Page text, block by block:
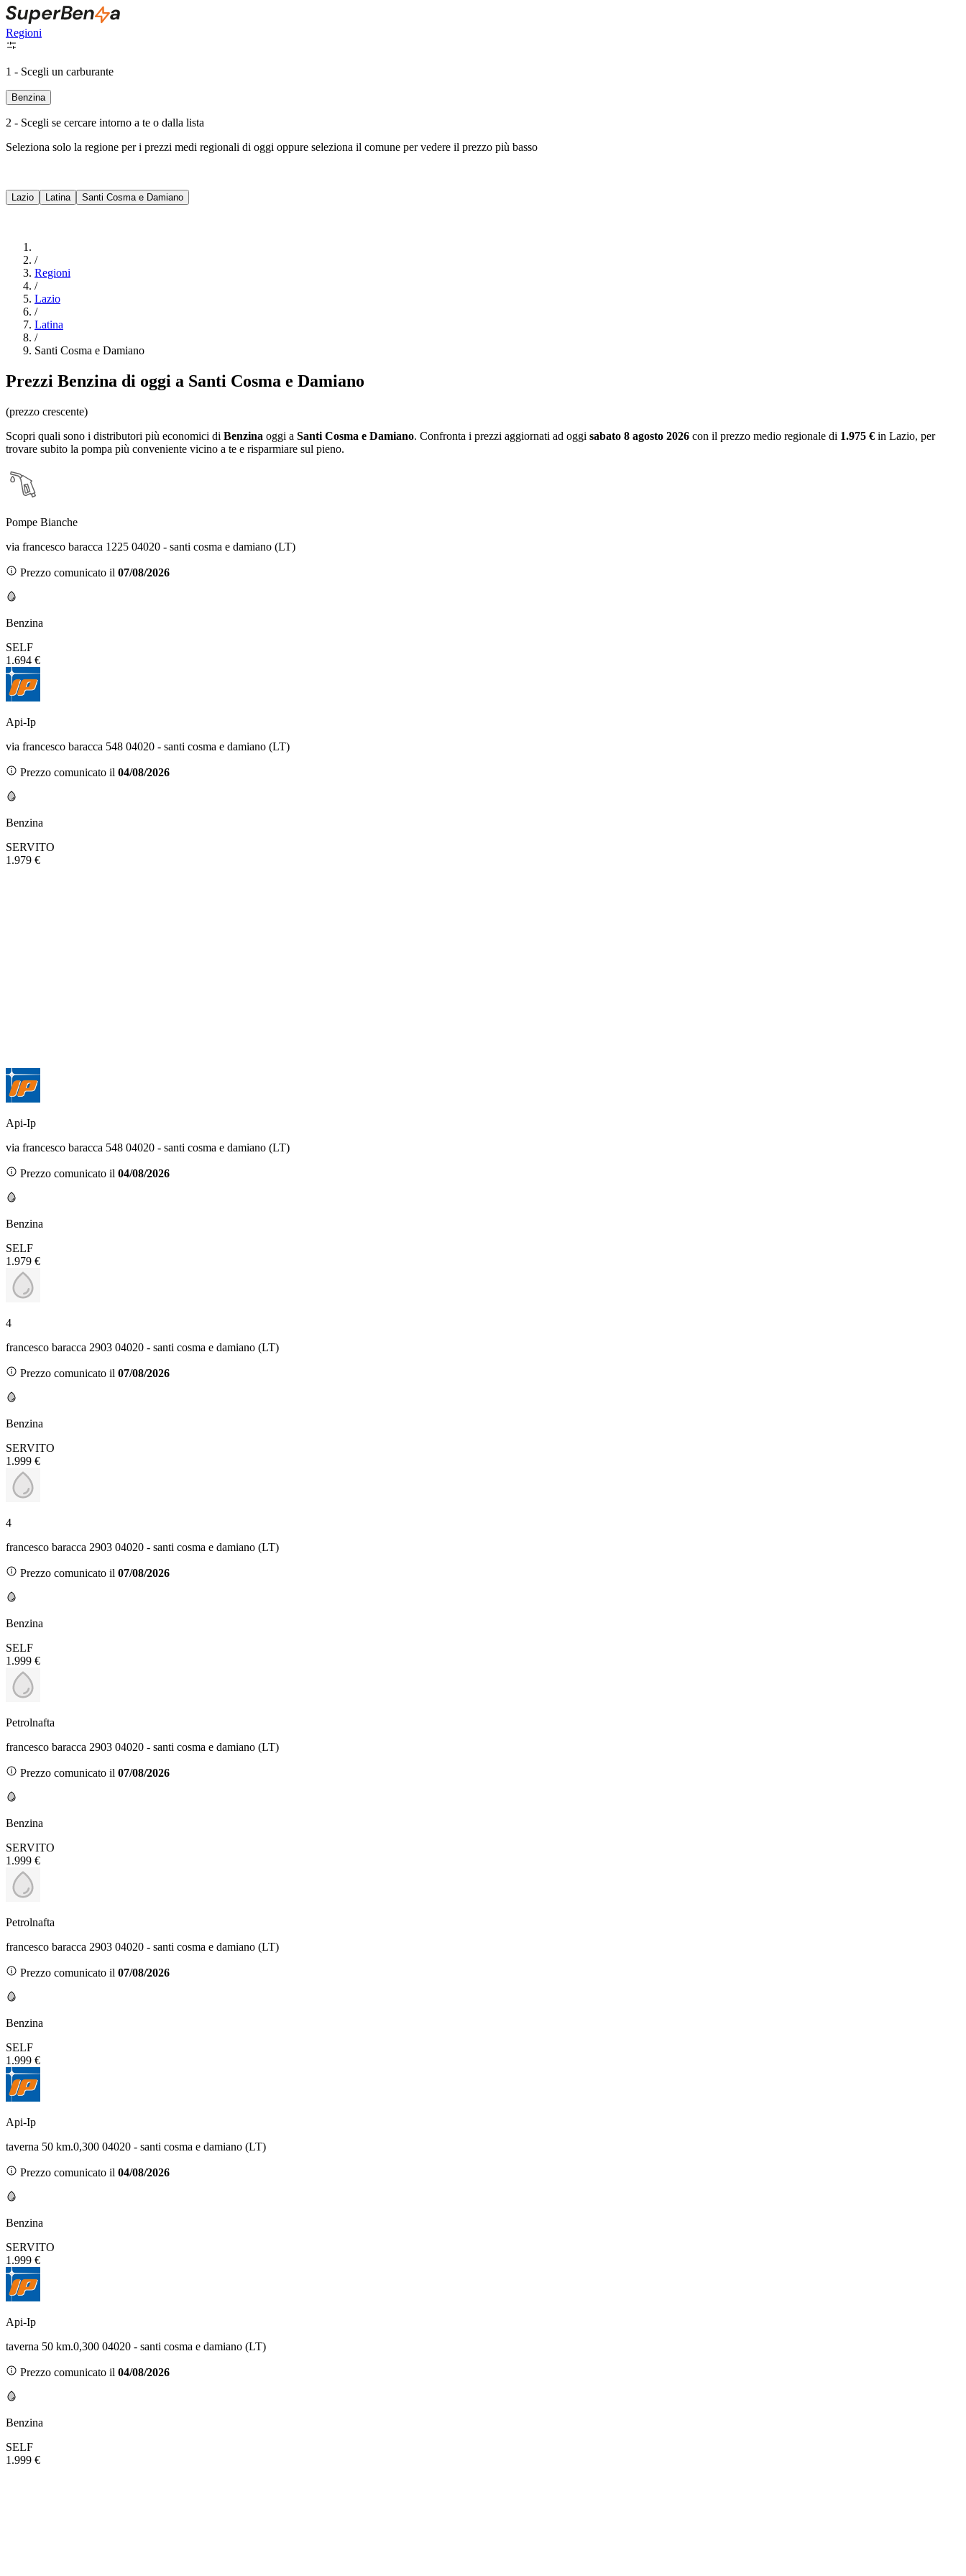
Regioni
1 - Scegli un carburante
Benzina
2 - Scegli se cercare intorno a te o dalla lista
Seleziona solo la regione per i prezzi medi regionali di oggi oppure seleziona il comune per vedere il prezzo più basso
Lazio Latina Santi Cosma e Damiano
/
Regioni
/
Lazio
/
Latina
/
Santi Cosma e Damiano
Prezzi Benzina di oggi a Santi Cosma e Damiano
(prezzo crescente)
Scopri quali sono i distributori più economici di Benzina oggi a Santi Cosma e Damiano. Confronta i prezzi aggiornati ad oggi sabato 8 agosto 2026 con il prezzo medio regionale di 1.975 € in Lazio, per
trovare subito la pompa più conveniente vicino a te e risparmiare sul pieno.
Pompe Bianche
via francesco baracca 1225 04020 - santi cosma e damiano (LT)
Prezzo comunicato il 07/08/2026
Benzina
SELF
1.694 €
Api-Ip
via francesco baracca 548 04020 - santi cosma e damiano (LT)
Prezzo comunicato il 04/08/2026
Benzina
SERVITO
1.979 €
Api-Ip
via francesco baracca 548 04020 - santi cosma e damiano (LT)
Prezzo comunicato il 04/08/2026
Benzina
SELF
1.979 €
4
francesco baracca 2903 04020 - santi cosma e damiano (LT)
Prezzo comunicato il 07/08/2026
Benzina
SERVITO
1.999 €
4
francesco baracca 2903 04020 - santi cosma e damiano (LT)
Prezzo comunicato il 07/08/2026
Benzina
SELF
1.999 €
Petrolnafta
francesco baracca 2903 04020 - santi cosma e damiano (LT)
Prezzo comunicato il 07/08/2026
Benzina
SERVITO
1.999 €
Petrolnafta
francesco baracca 2903 04020 - santi cosma e damiano (LT)
Prezzo comunicato il 07/08/2026
Benzina
SELF
1.999 €
Api-Ip
taverna 50 km.0,300 04020 - santi cosma e damiano (LT)
Prezzo comunicato il 04/08/2026
Benzina
SERVITO
1.999 €
Api-Ip
taverna 50 km.0,300 04020 - santi cosma e damiano (LT)
Prezzo comunicato il 04/08/2026
Benzina
SELF
1.999 €